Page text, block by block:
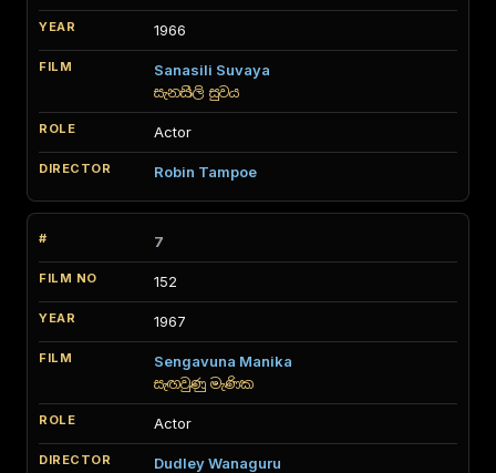
1966
Sanasili Suvaya
සැනසිලි සුවය
Actor
Robin Tampoe
7
152
1967
Sengavuna Manika
සැඟවුණු මැණික
Actor
Dudley Wanaguru